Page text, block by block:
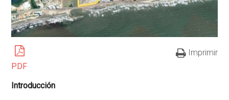
PDF
Imprimir
Introducción